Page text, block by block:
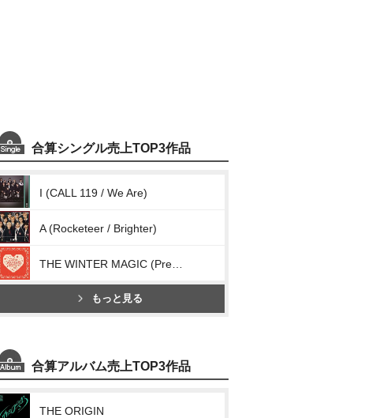
合算シングル売上TOP3作品
I (CALL 119 / We Are)
A (Rocketeer / Brighter)
もっと見る
合算アルバム売上TOP3作品
THE ORIGIN